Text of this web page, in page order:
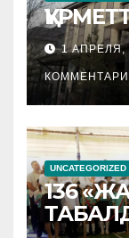
1 АПРЕЛЯ,
UNCATEGORIZED
136